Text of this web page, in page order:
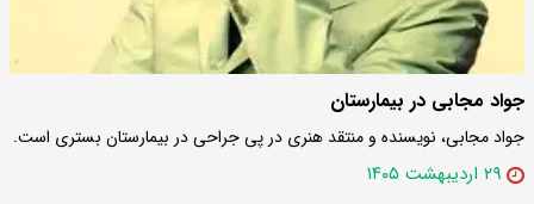
جواد مجابی در بیمارستان
جواد مجابی، نویسنده و منتقد هنری در پی جراحی در بیمارستان بستری است.
۲۹ اردیبهشت ۱۴۰۵